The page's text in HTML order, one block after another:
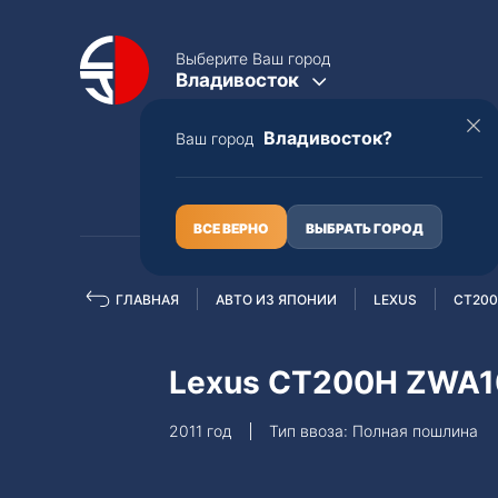
Выберите Ваш город
Владивосток
Ваш город Владивосток?
ВСЕ ВЕРНО ВЫБРАТЬ ГОРОД
Полная пошлина
ГЛАВНАЯ АВТО ИЗ ЯПОНИИ LEXUS
Lexus CT200H
2011 год Тип ввоза: Полная пошлина